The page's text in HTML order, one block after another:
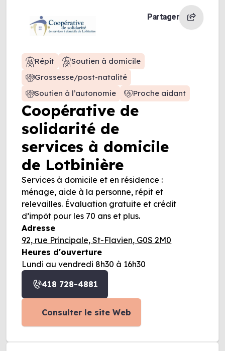
Coopérative de
solidarité de
services à domicile
de Lotbinière
Partager
Répit
Soutien à domicile
Grossesse/post-natalité
Soutien à l’autonomie
Proche aidant
Services à domicile et en résidence :
ménage, aide à la personne, répit et
relevailles. Évaluation gratuite et crédit
d’impôt pour les 70 ans et plus.
Adresse
92, rue Principale, St-Flavien, G0S 2M0
Heures d'ouverture
Lundi au vendredi 8h30 à 16h30
418 728-4881
Consulter le site Web